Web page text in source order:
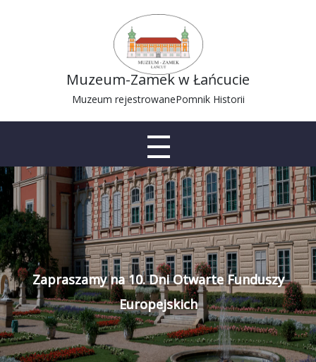
Muzeum-Zamek w Łańcucie
Muzeum rejestrowanePomnik Historii
Zapraszamy na 10. Dni Otwarte Funduszy
Europejskich